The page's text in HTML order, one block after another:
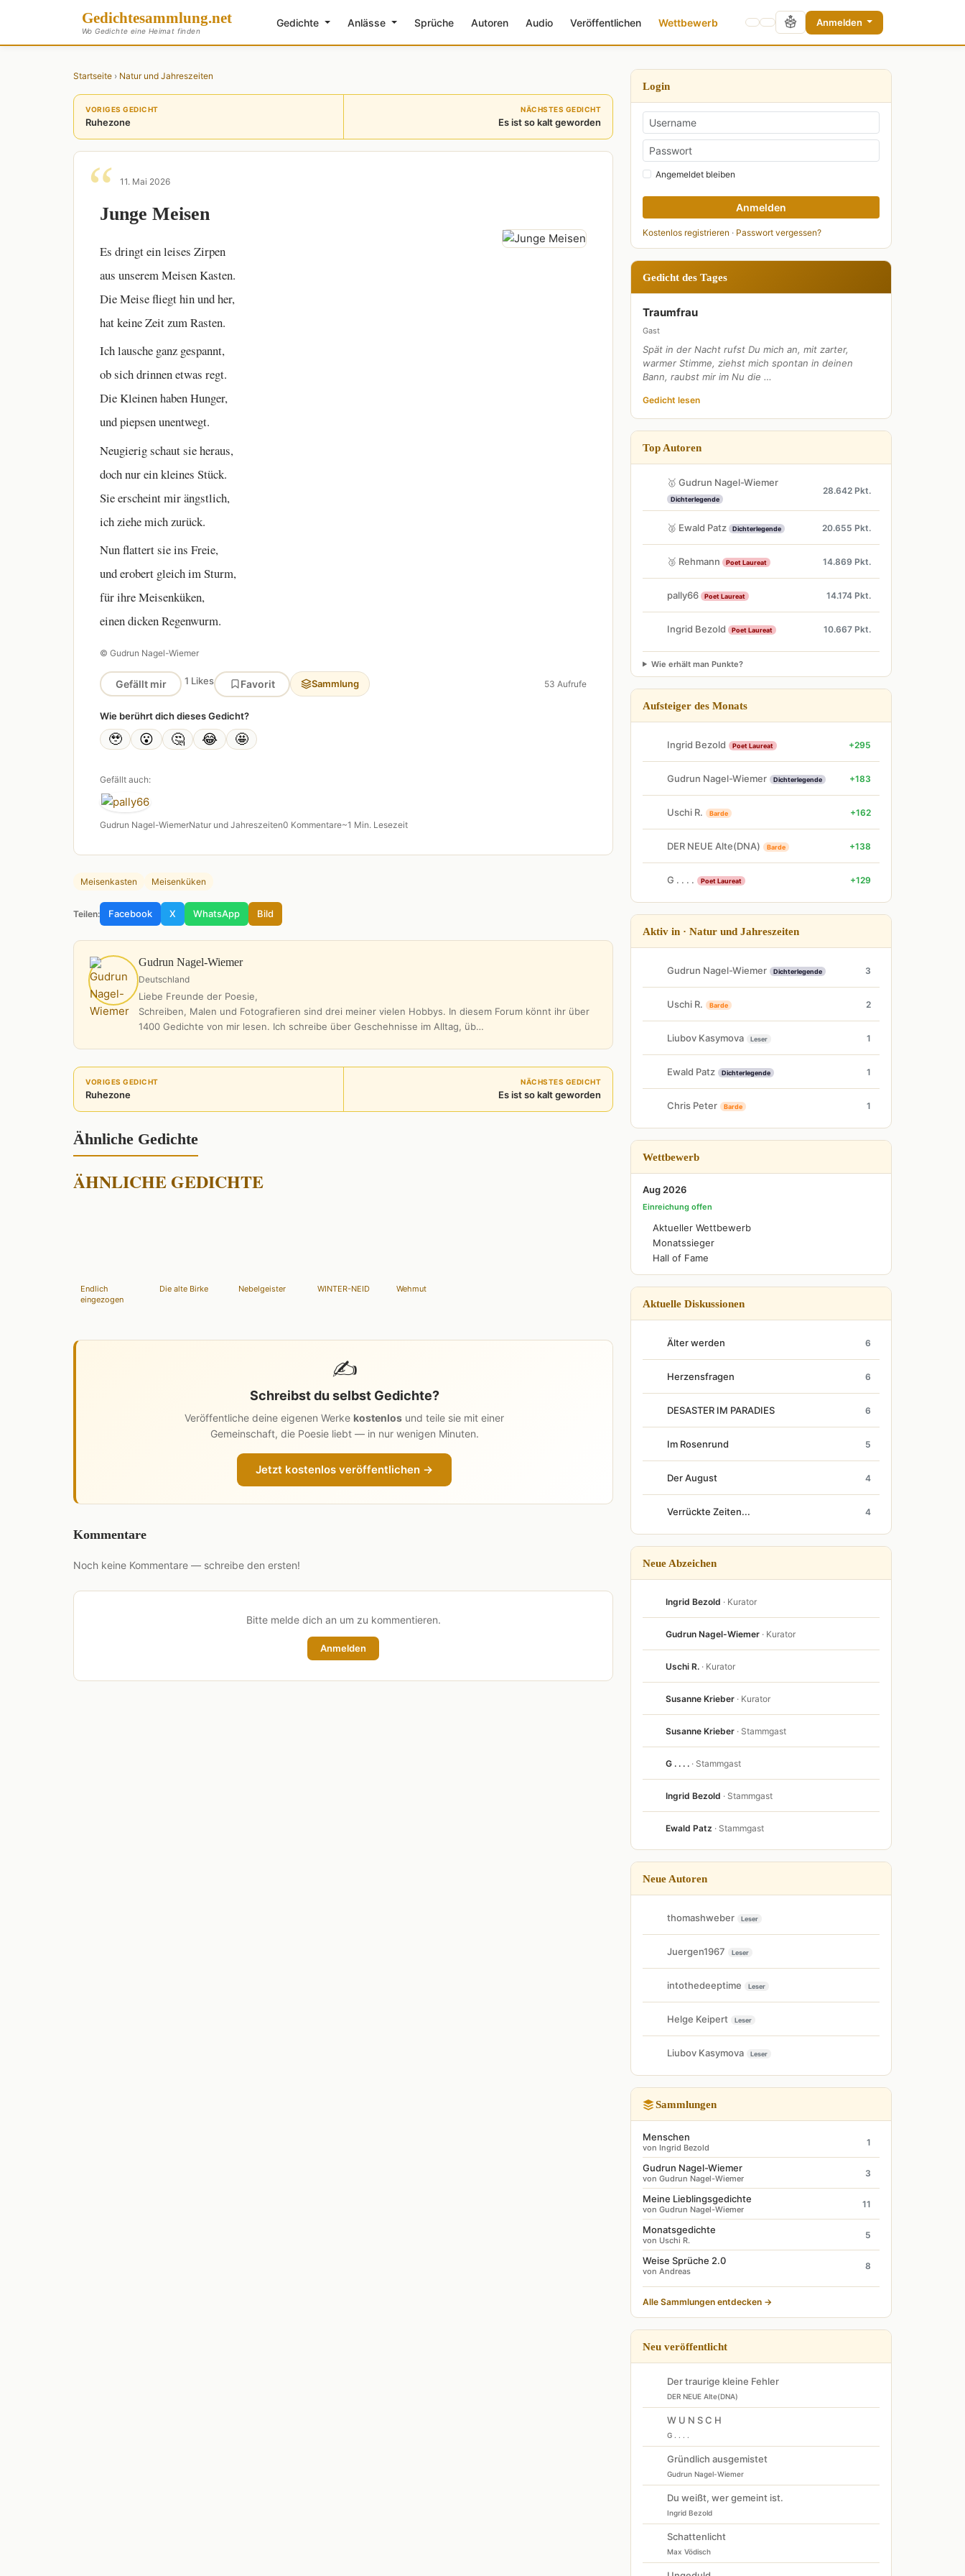
Gedichtesammlung.net
Wo Gedichte eine Heimat finden
Gedichte Anlässe Sprüche Autoren Audio Veröffentlichen Wettbewerb Anmelden
Startseite › Natur und Jahreszeiten
VORIGES GEDICHT
Ruhezone
NÄCHSTES GEDICHT
Es ist so kalt geworden
11. Mai 2026
Junge Meisen
Es dringt ein leises Zirpen
aus unserem Meisen Kasten.
Die Meise fliegt hin und her,
hat keine Zeit zum Rasten.
Ich lausche ganz gespannt,
ob sich drinnen etwas regt.
Die Kleinen haben Hunger,
und piepsen unentwegt.
Neugierig schaut sie heraus,
doch nur ein kleines Stück.
Sie erscheint mir ängstlich,
ich ziehe mich zurück.
Nun flattert sie ins Freie,
und erobert gleich im Sturm,
für ihre Meisenküken,
einen dicken Regenwurm.
© Gudrun Nagel-Wiemer
Gefällt mir 1 Likes Favorit Sammlung 53 Aufrufe
Wie berührt dich dieses Gedicht?
🥹 😮 🤔 😂 🤩
Gefällt auch:
Gudrun Nagel-WiemerNatur und Jahreszeiten0 Kommentare~1 Min. Lesezeit
Meisenkasten Meisenküken
Teilen: Facebook X WhatsApp Bild
Gudrun Nagel-Wiemer
Deutschland
Liebe Freunde der Poesie,
Schreiben, Malen und Fotografieren sind drei meiner vielen Hobbys. In diesem Forum könnt ihr über
1400 Gedichte von mir lesen. Ich schreibe über Geschehnisse im Alltag, üb…
VORIGES GEDICHT
Ruhezone
NÄCHSTES GEDICHT
Es ist so kalt geworden
Ähnliche Gedichte
ÄHNLICHE GEDICHTE
Endlich
eingezogen
Die alte Birke Nebelgeister WINTER-NEID Wehmut
✍️
Schreibst du selbst Gedichte?
Veröffentliche deine eigenen Werke kostenlos und teile sie mit einer
Gemeinschaft, die Poesie liebt — in nur wenigen Minuten.
Jetzt kostenlos veröffentlichen →
Kommentare
Noch keine Kommentare — schreibe den ersten!
Bitte melde dich an um zu kommentieren.
Anmelden
Login
Angemeldet bleiben
Anmelden
Kostenlos registrieren · Passwort vergessen?
Gedicht des Tages
Traumfrau
Gast
Spät in der Nacht rufst Du mich an, mit zarter,
warmer Stimme, ziehst mich spontan in deinen
Bann, raubst mir im Nu die …
Gedicht lesen
Top Autoren
🥇 Gudrun Nagel-Wiemer
Dichterlegende
28.642 Pkt.
🥈 Ewald Patz Dichterlegende 20.655 Pkt.
🥉 Rehmann Poet Laureat 14.869 Pkt.
pally66 Poet Laureat 14.174 Pkt.
Ingrid Bezold Poet Laureat 10.667 Pkt.
Wie erhält man Punkte?
Aufsteiger des Monats
Ingrid Bezold Poet Laureat +295
Gudrun Nagel-Wiemer Dichterlegende +183
Uschi R. Barde +162
DER NEUE Alte(DNA) Barde +138
G . . . . Poet Laureat +129
Aktiv in · Natur und Jahreszeiten
Gudrun Nagel-Wiemer Dichterlegende 3
Uschi R. Barde 2
Liubov Kasymova Leser 1
Ewald Patz Dichterlegende 1
Chris Peter Barde 1
Wettbewerb
Aug 2026
Einreichung offen
Aktueller Wettbewerb
Monatssieger
Hall of Fame
Aktuelle Diskussionen
Älter werden 6
Herzensfragen 6
DESASTER IM PARADIES 6
Im Rosenrund 5
Der August 4
Verrückte Zeiten... 4
Neue Abzeichen
Ingrid Bezold · Kurator
Gudrun Nagel-Wiemer · Kurator
Uschi R. · Kurator
Susanne Krieber · Kurator
Susanne Krieber · Stammgast
G . . . . · Stammgast
Ingrid Bezold · Stammgast
Ewald Patz · Stammgast
Neue Autoren
thomashweber Leser
Juergen1967 Leser
intothedeeptime Leser
Helge Keipert Leser
Liubov Kasymova Leser
Sammlungen
Menschen
von Ingrid Bezold
1
Gudrun Nagel-Wiemer
von Gudrun Nagel-Wiemer
3
Meine Lieblingsgedichte
von Gudrun Nagel-Wiemer
11
Monatsgedichte
von Uschi R.
5
Weise Sprüche 2.0
von Andreas
8
Alle Sammlungen entdecken →
Neu veröffentlicht
Der traurige kleine Fehler
DER NEUE Alte(DNA)
W U N S C H
G . . . .
Gründlich ausgemistet
Gudrun Nagel-Wiemer
Du weißt, wer gemeint ist.
Ingrid Bezold
Schattenlicht
Max Vödisch